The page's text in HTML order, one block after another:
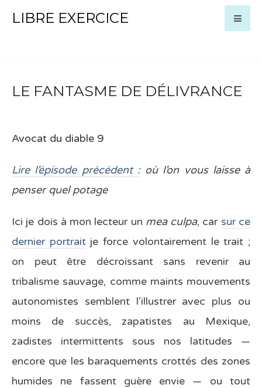
LIBRE EXERCICE
LE FANTASME DE DÉLIVRANCE
Avocat du diable 9
Lire l’épisode précédent :où l’on vous laisse à
penser quel potage
Ici je dois à mon lecteur un mea culpa, car sur ce
dernier portraitje force volontairement le trait ;
on peut être décroissant sans revenir au
tribalisme sauvage, comme maints mouvements
autonomistes semblent l’illustrer avec plus ou
moins de succès, zapatistes au Mexique,
zadistes intermittents sous nos latitudes —
encore que les baraquements crottés des zones
humides ne fassent guère envie — ou tout